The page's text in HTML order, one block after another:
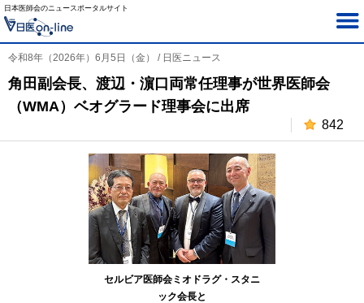
日本医師会のニュースポータルサイト
令和8年（2026年）6月5日（金） / 日医ニュース
角田副会長、渡辺・濵口両常任理事が世界医師会
（WMA）ベオグラード理事会に出席
842
セルビア医師会ミオドラグ・スタニ
ック会長と